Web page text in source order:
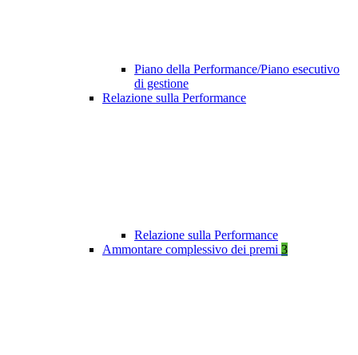
Piano della Performance/Piano esecutivo
di gestione
Relazione sulla Performance
Relazione sulla Performance
Ammontare complessivo dei premi 3